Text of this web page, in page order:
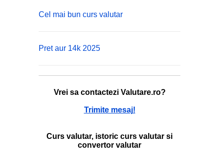
Cel mai bun curs valutar
Pret aur 14k 2025
Vrei sa contactezi Valutare.ro?
Trimite mesaj!
Curs valutar, istoric curs valutar si
convertor valutar